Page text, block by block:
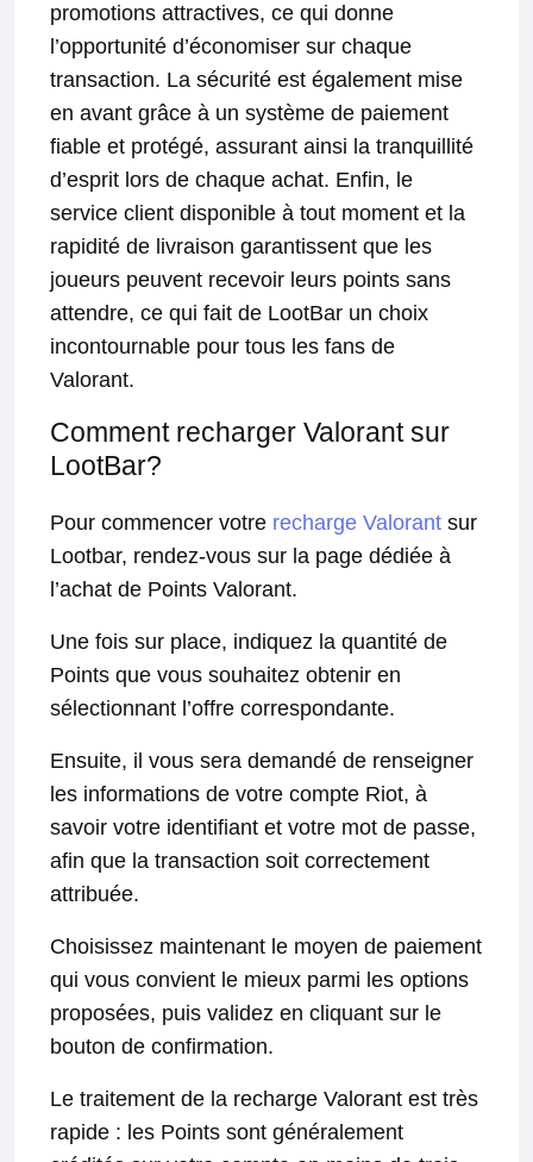
promotions attractives, ce qui donne
l’opportunité d’économiser sur chaque
transaction. La sécurité est également mise
en avant grâce à un système de paiement
fiable et protégé, assurant ainsi la tranquillité
d’esprit lors de chaque achat. Enfin, le
service client disponible à tout moment et la
rapidité de livraison garantissent que les
joueurs peuvent recevoir leurs points sans
attendre, ce qui fait de LootBar un choix
incontournable pour tous les fans de
Valorant.
Comment recharger Valorant sur
LootBar?
Pour commencer votre recharge Valorant sur
Lootbar, rendez-vous sur la page dédiée à
l’achat de Points Valorant.
Une fois sur place, indiquez la quantité de
Points que vous souhaitez obtenir en
sélectionnant l’offre correspondante.
Ensuite, il vous sera demandé de renseigner
les informations de votre compte Riot, à
savoir votre identifiant et votre mot de passe,
afin que la transaction soit correctement
attribuée.
Choisissez maintenant le moyen de paiement
qui vous convient le mieux parmi les options
proposées, puis validez en cliquant sur le
bouton de confirmation.
Le traitement de la recharge Valorant est très
rapide : les Points sont généralement